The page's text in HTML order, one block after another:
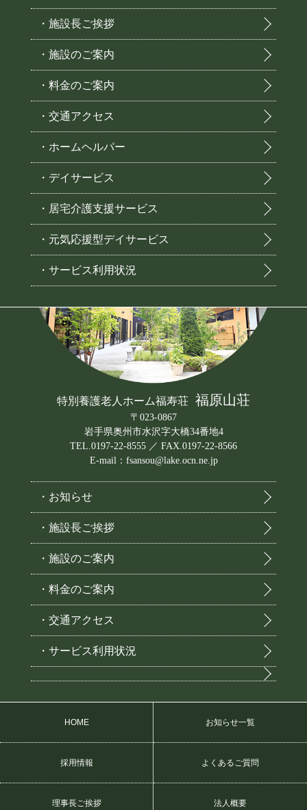
・施設長ご挨拶
・施設のご案内
・料金のご案内
・交通アクセス
・ホームヘルパー
・デイサービス
・居宅介護支援サービス
・元気応援型デイサービス
・サービス利用状況
特別養護老人ホーム福寿荘 福原山荘
〒023-0867
岩手県奥州市水沢字大橋34番地4
TEL.0197-22-8555 ／ FAX.0197-22-8566
E-mail：fsansou@lake.ocn.ne.jp
・お知らせ
・施設長ご挨拶
・施設のご案内
・料金のご案内
・交通アクセス
・サービス利用状況
HOME お知らせ一覧
採用情報 よくあるご質問
理事長ご挨拶 法人概要